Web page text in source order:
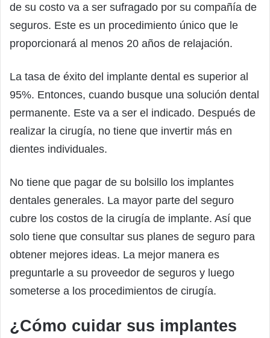
de su costo va a ser sufragado por su compañía de
seguros. Este es un procedimiento único que le
proporcionará al menos 20 años de relajación.
La tasa de éxito del implante dental es superior al
95%. Entonces, cuando busque una solución dental
permanente. Este va a ser el indicado. Después de
realizar la cirugía, no tiene que invertir más en
dientes individuales.
No tiene que pagar de su bolsillo los implantes
dentales generales. La mayor parte del seguro
cubre los costos de la cirugía de implante. Así que
solo tiene que consultar sus planes de seguro para
obtener mejores ideas. La mejor manera es
preguntarle a su proveedor de seguros y luego
someterse a los procedimientos de cirugía.
¿Cómo cuidar sus implantes